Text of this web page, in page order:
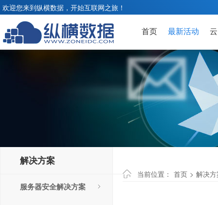
欢迎您来到纵横数据，开始互联网之旅！
首页 最新活动
解决方案
服务器安全解决方案
当前位置： 首页 > 解决